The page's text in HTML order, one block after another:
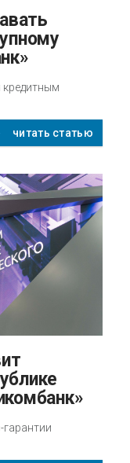
читать статью